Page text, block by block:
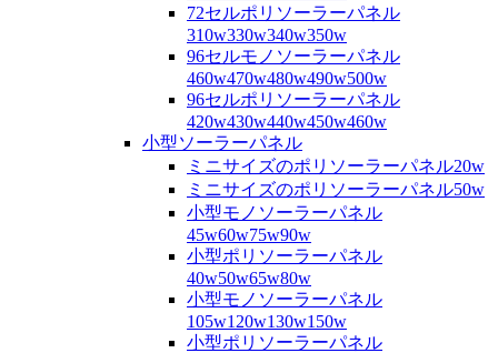
72セルポリソーラーパネル
310w330w340w350w
96セルモノソーラーパネル
460w470w480w490w500w
96セルポリソーラーパネル
420w430w440w450w460w
小型ソーラーパネル
ミニサイズのポリソーラーパネル20w
ミニサイズのポリソーラーパネル50w
小型モノソーラーパネル
45w60w75w90w
小型ポリソーラーパネル
40w50w65w80w
小型モノソーラーパネル
105w120w130w150w
小型ポリソーラーパネル